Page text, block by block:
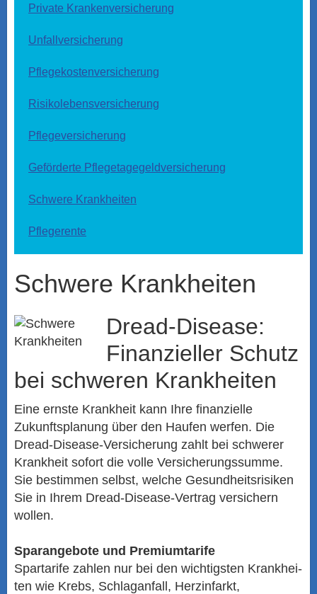
Private Kranken­ver­si­che­rung
Unfall­ver­si­che­rung
Pflegekostenversicherung
Risiko­lebens­ver­si­che­rung
Pflege­ver­si­che­rung
Geförderte Pflegetagegeldversicherung
Schwe­re Krank­hei­ten
Pfle­ge­ren­te
Schwe­re Krank­hei­ten
Dread-Disease:
Finanzieller Schutz
bei schweren Krank­hei­ten
Eine ernste Krankheit kann Ihre finanzielle
Zukunftsplanung über den Haufen werfen. Die
Dread-Disease-Versicherung zahlt bei schwerer
Krankheit sofort die volle Versicherungssumme.
Sie bestimmen selbst, welche Gesundheitsrisiken
Sie in Ihrem Dread-Disease-Vertrag ver­sichern
wollen.
Sparangebote und Premiumtarife
Spartarife zahlen nur bei den wichtigsten Krank­hei­
ten wie Krebs, Schlaganfall, Herzinfarkt,